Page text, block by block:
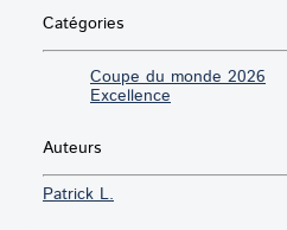
Catégories
Coupe du monde 2026
Excellence
Auteurs
Patrick L.